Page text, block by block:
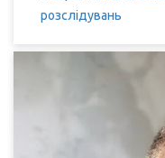
розслідувань